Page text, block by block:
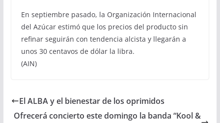
En septiembre pasado, la Organización Internacional
del Azúcar estimó que los precios del producto sin
refinar seguirán con tendencia alcista y llegarán a
unos 30 centavos de dólar la libra.
(AIN)
El ALBA y el bienestar de los oprimidos
Ofrecerá concierto este domingo la banda “Kool &